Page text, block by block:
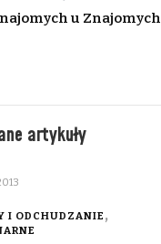
u Znajomych
artykuły
I ODCHUDZANIE